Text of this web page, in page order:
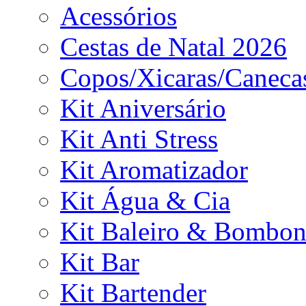
Acessórios
Cestas de Natal 2026
Copos/Xicaras/
Kit Aniversário
Kit Anti Stress
Kit Aromatizador
Kit Água & Cia
Kit Baleiro &
Kit Bar
Kit Bartender